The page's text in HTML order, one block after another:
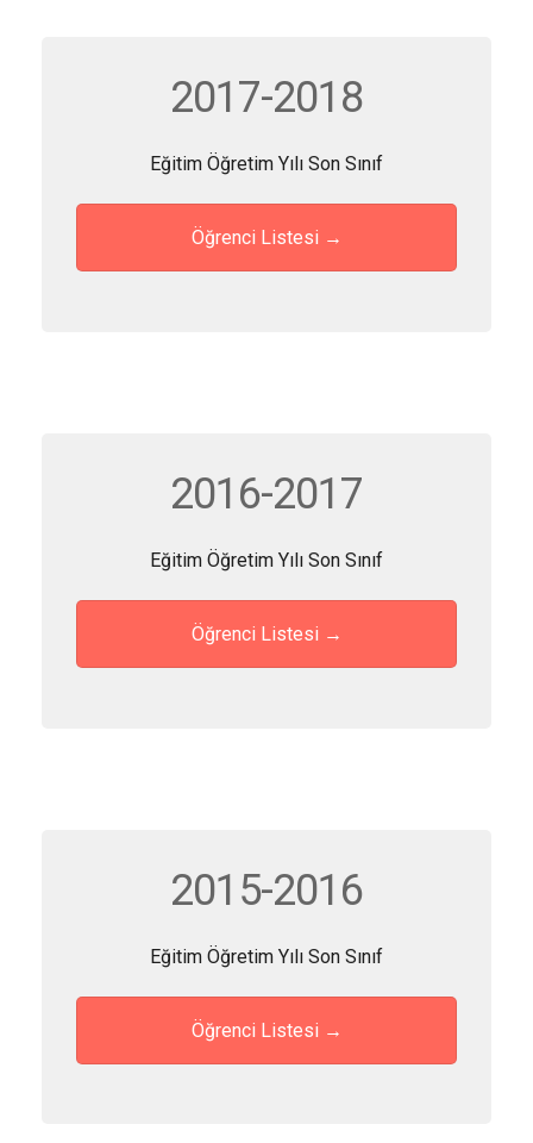
2017-2018
Eğitim Öğretim Yılı Son Sınıf
Öğrenci Listesi →
2016-2017
Eğitim Öğretim Yılı Son Sınıf
Öğrenci Listesi →
2015-2016
Eğitim Öğretim Yılı Son Sınıf
Öğrenci Listesi →